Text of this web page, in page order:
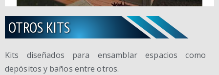
OTROS KITS
Kits diseñados para ensamblar espacios como
depósitos y baños entre otros.